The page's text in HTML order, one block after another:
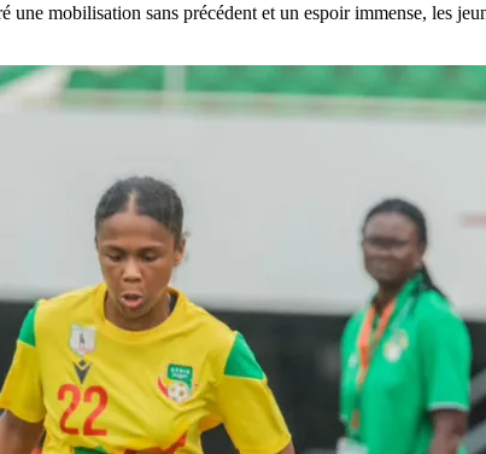
mobilisation sans précédent et un espoir immense, les